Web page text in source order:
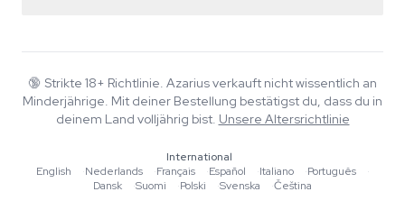
FAQ
Datenschutzrichtlinie
Wiki
Blog
Musik
Redaktionelle Standards
Tools & Rechner
🔞 Strikte 18+ Richtlinie. Azarius verkauft nicht wissentlich an
Minderjährige. Mit deiner Bestellung bestätigst du, dass du in
deinem Land volljährig bist. Unsere Altersrichtlinie
International
English
·Nederlands ·Français ·Español ·Italiano ·Português
·
Dansk
·Suomi ·Polski ·Svenska ·Čeština